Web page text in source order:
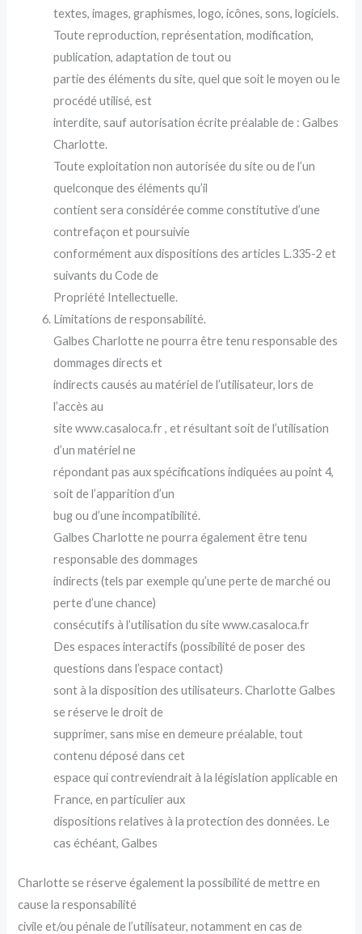
textes, images, graphismes, logo, icônes, sons, logiciels.
Toute reproduction, représentation, modification,
publication, adaptation de tout ou
partie des éléments du site, quel que soit le moyen ou le
procédé utilisé, est
interdite, sauf autorisation écrite préalable de : Galbes
Charlotte.
Toute exploitation non autorisée du site ou de l’un
quelconque des éléments qu’il
contient sera considérée comme constitutive d’une
contrefaçon et poursuivie
conformément aux dispositions des articles L.335-2 et
suivants du Code de
Propriété Intellectuelle.
Limitations de responsabilité.
Galbes Charlotte ne pourra être tenu responsable des
dommages directs et
indirects causés au matériel de l’utilisateur, lors de
l’accès au
site www.casaloca.fr , et résultant soit de l’utilisation
d’un matériel ne
répondant pas aux spécifications indiquées au point 4,
soit de l’apparition d’un
bug ou d’une incompatibilité.
Galbes Charlotte ne pourra également être tenu
responsable des dommages
indirects (tels par exemple qu’une perte de marché ou
perte d’une chance)
consécutifs à l’utilisation du site www.casaloca.fr
Des espaces interactifs (possibilité de poser des
questions dans l’espace contact)
sont à la disposition des utilisateurs. Charlotte Galbes
se réserve le droit de
supprimer, sans mise en demeure préalable, tout
contenu déposé dans cet
espace qui contreviendrait à la législation applicable en
France, en particulier aux
dispositions relatives à la protection des données. Le
cas échéant, Galbes
Charlotte se réserve également la possibilité de mettre en
cause la responsabilité
civile et/ou pénale de l’utilisateur, notamment en cas de